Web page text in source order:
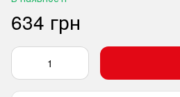
634 грн